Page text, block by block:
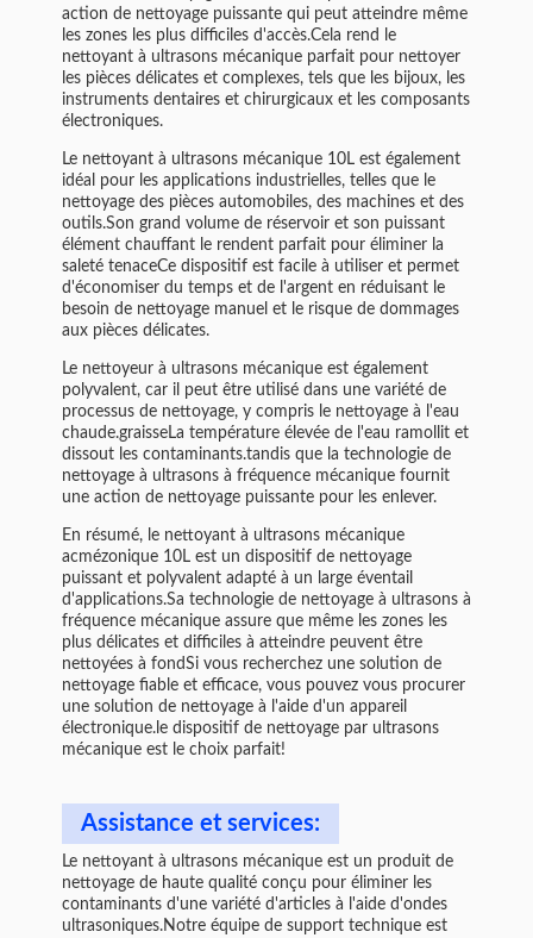
action de nettoyage puissante qui peut atteindre même
les zones les plus difficiles d'accès.Cela rend le
nettoyant à ultrasons mécanique parfait pour nettoyer
les pièces délicates et complexes, tels que les bijoux, les
instruments dentaires et chirurgicaux et les composants
électroniques.
Le nettoyant à ultrasons mécanique 10L est également
idéal pour les applications industrielles, telles que le
nettoyage des pièces automobiles, des machines et des
outils.Son grand volume de réservoir et son puissant
élément chauffant le rendent parfait pour éliminer la
saleté tenaceCe dispositif est facile à utiliser et permet
d'économiser du temps et de l'argent en réduisant le
besoin de nettoyage manuel et le risque de dommages
aux pièces délicates.
Le nettoyeur à ultrasons mécanique est également
polyvalent, car il peut être utilisé dans une variété de
processus de nettoyage, y compris le nettoyage à l'eau
chaude.graisseLa température élevée de l'eau ramollit et
dissout les contaminants.tandis que la technologie de
nettoyage à ultrasons à fréquence mécanique fournit
une action de nettoyage puissante pour les enlever.
En résumé, le nettoyant à ultrasons mécanique
acmézonique 10L est un dispositif de nettoyage
puissant et polyvalent adapté à un large éventail
d'applications.Sa technologie de nettoyage à ultrasons à
fréquence mécanique assure que même les zones les
plus délicates et difficiles à atteindre peuvent être
nettoyées à fondSi vous recherchez une solution de
nettoyage fiable et efficace, vous pouvez vous procurer
une solution de nettoyage à l'aide d'un appareil
électronique.le dispositif de nettoyage par ultrasons
mécanique est le choix parfait!
Assistance et services:
Le nettoyant à ultrasons mécanique est un produit de
nettoyage de haute qualité conçu pour éliminer les
contaminants d'une variété d'articles à l'aide d'ondes
ultrasoniques.Notre équipe de support technique est